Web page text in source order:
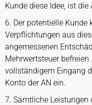
Kunde diese Idee, ist
6. Der potentielle Kunde
Verpflichtungen aus
angemessenen
Mehrwertsteuer
vollständigem Eingang
Konto der AN ein.
7. Sämtliche Leistungen